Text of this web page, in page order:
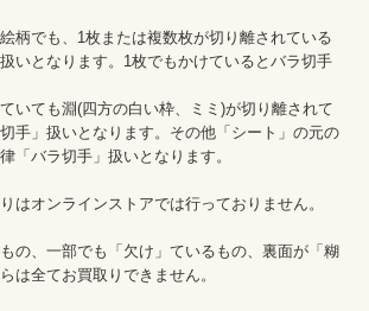
柄でも、1枚または複数枚が切り離されている
いとなります。1枚でもかけているとバラ切手
いても淵(四方の白い枠、ミミ)が切り離されて
手」扱いとなります。その他「シート」の元の
「バラ切手」扱いとなります。
はオンラインストアでは行っておりません。
の、一部でも「欠け」ているもの、裏面が「糊
は全てお買取りできません。